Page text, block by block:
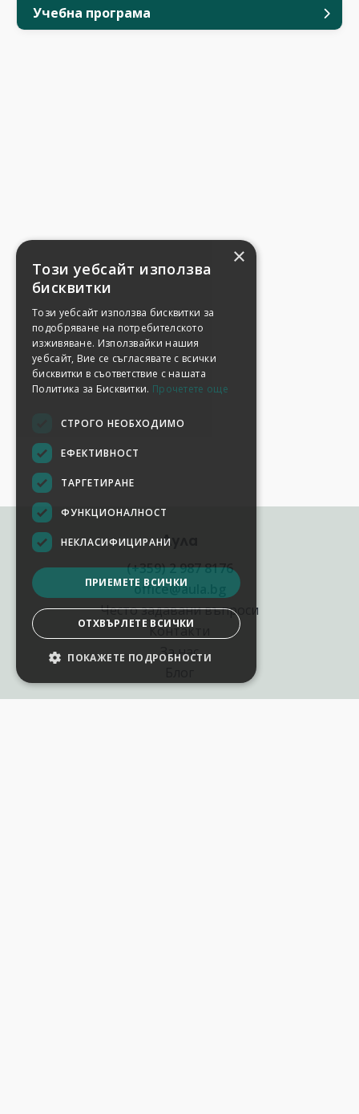
Учебна програма
Аула
(+359) 2 987 8176
office@aula.bg
Често задавани въпроси
Контакти
За нас
×
Този уебсайт използва
бисквитки
Този уебсайт използва бисквитки за
подобряване на потребителското
изживяване. Използвайки нашия
уебсайт, Вие се съгласявате с всички
бисквитки в съответствие с нашата
Политика за Бисквитки. Прочетете още
СТРОГО НЕОБХОДИМО
ЕФЕКТИВНОСТ
ТАРГЕТИРАНЕ
ФУНКЦИОНАЛНОСТ
НЕКЛАСИФИЦИРАНИ
ПРИЕМЕТЕ ВСИЧКИ
ОТХВЪРЛЕТЕ ВСИЧКИ
ПОКАЖЕТЕ ПОДРОБНОСТИ